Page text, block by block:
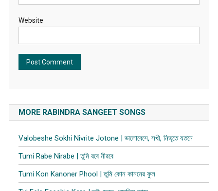
Website
MORE RABINDRA SANGEET SONGS
Valobeshe Sokhi Nivrite Jotone | ভালোবেসে, সখী, নিভৃতে যতনে
Tumi Rabe Nirabe | তুমি রবে নীরবে
Tumi Kon Kanoner Phool | তুমি কোন কাননের ফুল